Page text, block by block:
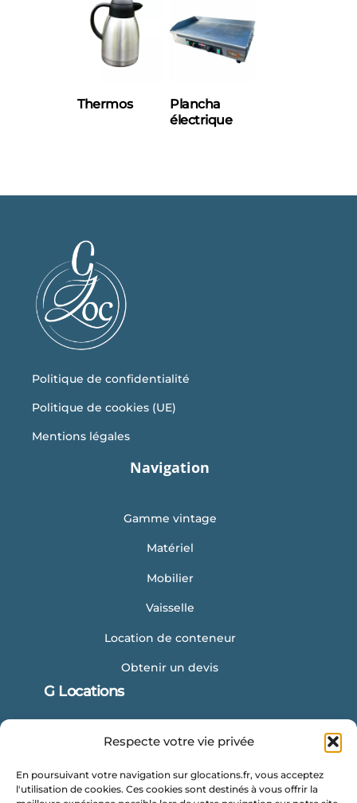
Respecte votre vie privée
En poursuivant votre navigation sur glocations.fr, vous acceptez
l'utilisation de cookies. Ces cookies sont destinés à vous offrir la
Thermos
Plancha
électrique
Politique de confidentialité
Politique de cookies (UE)
Mentions légales
Navigation
Gamme vintage
Matériel
Mobilier
Vaisselle
Location de conteneur
Obtenir un devis
G Locations
35 120 ROZ LANDRIEUX
contact@glocations.fr